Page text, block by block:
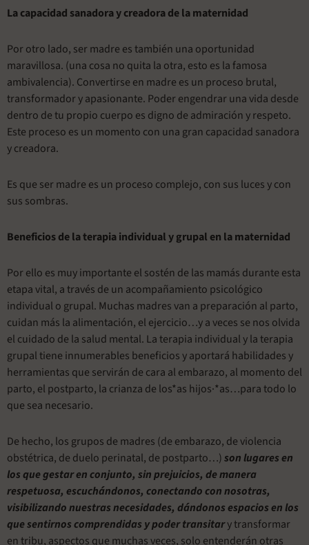
La capacidad sanadora y creadora de la maternidad
Por otro lado, ser madre es también una oportunidad
maravillosa. (una cosa no quita la otra, esto es la famosa
ambivalencia). Convertirse en madre es un proceso brutal,
transformador y apasionante. Poder engendrar una vida desde
dentro de tu propio cuerpo es digno de admiración y respeto.
Este proceso es un momento con una gran capacidad sanadora
y creadora.
Es que ser madre es un proceso complejo, con sus luces y con
sus sombras.
Beneficios de la terapia individual y grupal en la maternidad
Por ello es muy importante el sostén de las mamás durante esta
etapa vital, a través de un acompañamiento psicológico
individual o grupal. Muchas madres van a preparación al parto,
cuidan más la alimentación, el ejercicio…y a veces se nos olvida
el cuidado de la salud mental. La terapia individual y la terapia
grupal tiene innumerables beneficios y aportará habilidades y
herramientas que servirán de cara al embarazo, al momento del
parto, el postparto, la crianza de los*as hijos·*as…para todo lo
que sea necesario.
De hecho, los grupos de madres (de embarazo, de violencia
obstétrica, de duelo perinatal, de postparto…)son lugares en
los que gestar en conjunto, sin prejuicios, de manera
respetuosa, escuchándonos, conectando con nosotras,
visibilizando nuestras necesidades, dándonos espacios en los
que sentirnos comprendidas y poder transitary transformar
en tribu, aspectos que muchas veces, solo entenderán otras